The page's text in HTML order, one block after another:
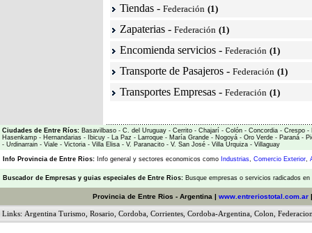
Tiendas - Federación (1)
Zapaterias - Federación (1)
Encomienda servicios - Federación (1)
Transporte de Pasajeros - Federación (1)
Transportes Empresas - Federación (1)
Ciudades de Entre Ríos: Basavilbaso - C. del Uruguay - Cerrito - Chajarí - Colón - Concordia - Crespo -
Hasenkamp - Hernandarias - Ibicuy - La Paz - Larroque - María Grande - Nogoyá - Oro Verde - Paraná -
- Urdinarrain - Viale - Victoria - Villa Elisa - V. Paranacito - V. San José - Villa Urquiza - Villaguay
Info Provincia de Entre Rios: Info general y sectores economicos como Industrias, Comercio Exterior,
Buscador de Empresas y guias especiales de Entre Rios: Busque empresas o servicios radicados
Provincia de Entre Rios - Argentina | www.entreriostotal.com.ar
Links: Argentina Turismo Rosario Cordoba Corrientes Cordoba-Argentina Colon